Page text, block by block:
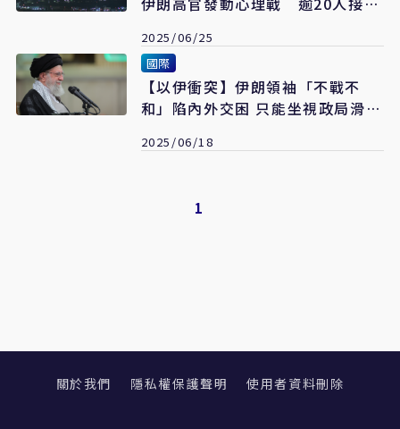
2025/06/25
國際
【以伊衝突】伊朗領袖「不戰不
和」陷內外交困 只能坐視政局滑向
2025/06/18
1
關於我們 隱私權保護聲明 使用者資料刪除